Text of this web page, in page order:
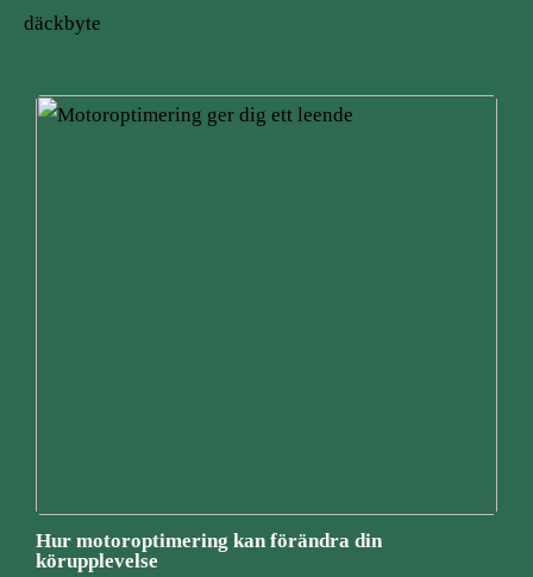
däckbyte
Hur motoroptimering kan förändra din
körupplevelse